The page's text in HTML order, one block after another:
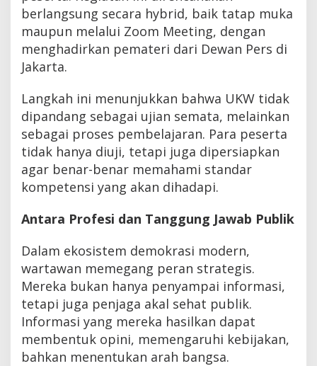
berlangsung secara hybrid, baik tatap muka
maupun melalui Zoom Meeting, dengan
menghadirkan pemateri dari Dewan Pers di
Jakarta.
Langkah ini menunjukkan bahwa UKW tidak
dipandang sebagai ujian semata, melainkan
sebagai proses pembelajaran. Para peserta
tidak hanya diuji, tetapi juga dipersiapkan
agar benar-benar memahami standar
kompetensi yang akan dihadapi.
Antara Profesi dan Tanggung Jawab Publik
Dalam ekosistem demokrasi modern,
wartawan memegang peran strategis.
Mereka bukan hanya penyampai informasi,
tetapi juga penjaga akal sehat publik.
Informasi yang mereka hasilkan dapat
membentuk opini, memengaruhi kebijakan,
bahkan menentukan arah bangsa.